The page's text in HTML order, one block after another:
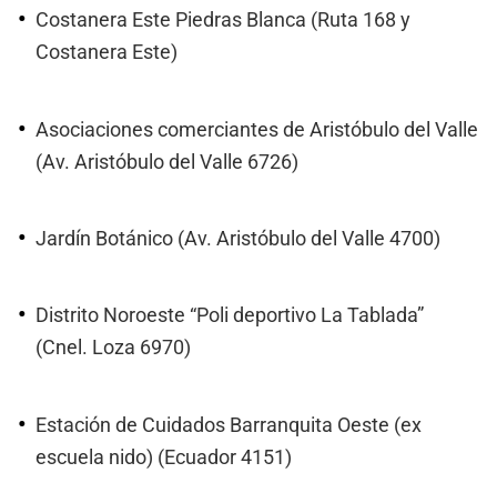
Costanera Este Piedras Blanca (Ruta 168 y
Costanera Este)
Asociaciones comerciantes de Aristóbulo del Valle
(Av. Aristóbulo del Valle 6726)
Jardín Botánico (Av. Aristóbulo del Valle 4700)
Distrito Noroeste “Poli deportivo La Tablada”
(Cnel. Loza 6970)
Estación de Cuidados Barranquita Oeste (ex
escuela nido) (Ecuador 4151)